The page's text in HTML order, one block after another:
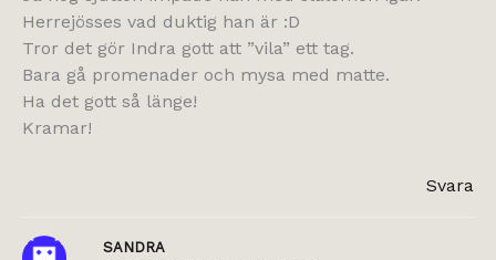
Herrejösses vad duktig han är :D
Tror det gör Indra gott att ”vila” ett tag.
Bara gå promenader och mysa med matte.
Ha det gott så länge!
Kramar!
Svara
SANDRA